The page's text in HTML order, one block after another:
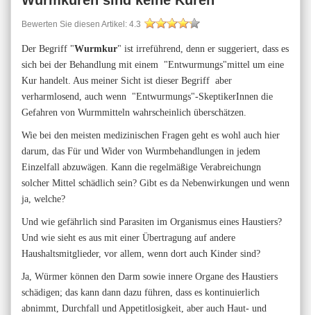
Bewerten Sie diesen Artikel: 4.3
Der Begriff "Wurmkur" ist irreführend, denn er suggeriert, dass es
sich bei der Behandlung mit einem "Entwurmungs"mittel um eine
Kur handelt. Aus meiner Sicht ist dieser Begriff aber
verharmlosend, auch wenn "Entwurmungs"-SkeptikerInnen die
Gefahren von Wurmmitteln wahrscheinlich überschätzen.
Wie bei den meisten medizinischen Fragen geht es wohl auch hier
darum, das Für und Wider von Wurmbehandlungen in jedem
Einzelfall abzuwägen. Kann die regelmäßige Verabreichungn
solcher Mittel schädlich sein? Gibt es da Nebenwirkungen und wenn
ja, welche?
Und wie gefährlich sind Parasiten im Organismus eines Haustiers?
Und wie sieht es aus mit einer Übertragung auf andere
Haushaltsmitglieder, vor allem, wenn dort auch Kinder sind?
Ja, Würmer können den Darm sowie innere Organe des Haustiers
schädigen; das kann dann dazu führen, dass es kontinuierlich
abnimmt, Durchfall und Appetitlosigkeit, aber auch Haut- und